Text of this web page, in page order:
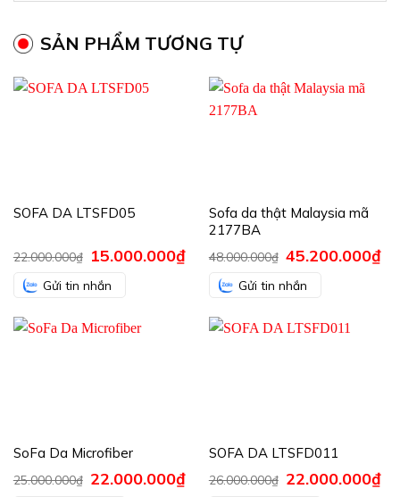
SẢN PHẨM TƯƠNG TỰ
SOFA DA LTSFD05
22.000.000₫ Giá
gốc
22.000.000₫.
15.000.000₫Giá
hiện
Gửi tin nhắn
Sofa da thật Malaysia mã
2177BA
48.000.000₫ Giá
gốc
48.000.000₫.
45.200.000₫Giá
Gửi tin nhắn
SoFa Da Microfiber
25.000.000₫ Giá
gốc
22.000.000₫Giá
hiện
SOFA DA LTSFD011
26.000.000₫ Giá
gốc
22.000.000₫Giá